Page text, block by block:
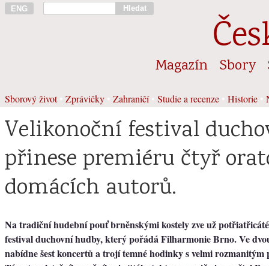
ENG Hledat
Magazín Sbory
Sborový život• Zprávičky Zahraničí• Studie a recenze Historie
Velikonoční festival
přinese premiéru čtyř
domácích autorů.
Na tradiční hudební pouť brněnskými kostely zve už
festival duchovní hudby, který pořádá Filharmonie Brno. Ve
nabídne šest koncertů a trojí temné hodinky s velmi rozmanitým